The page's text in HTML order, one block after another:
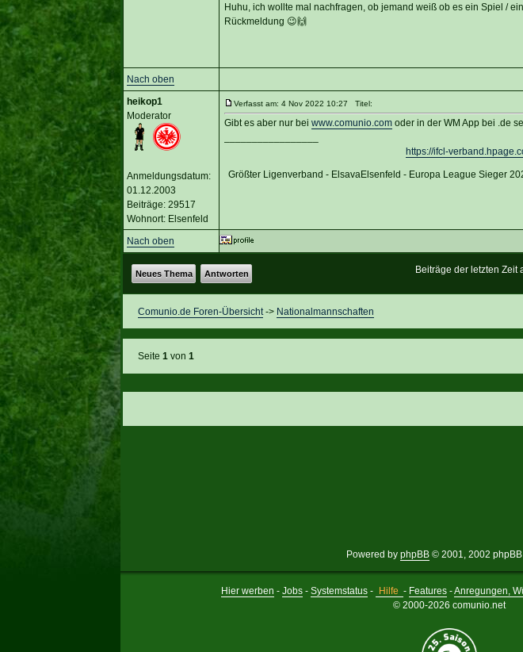
Huhu, ich wollte mal nachfragen, ob jemand weiß ob es ein Spiel /
Rückmeldung 😉🙌
Nach oben
heikop1
Moderator
Anmeldungsdatum:
01.12.2003
Beiträge: 29517
Wohnort: Elsenfeld
Verfasst am: 4 Nov 2022 10:27 Titel:
Gibt es aber nur bei www.comunio.comoder in der WM App bei .de
https://ifcl-
Größter Ligenverband - ElsavaElsenfeld - Europa League Sieger
Nach oben
Beiträge der letzten Zeit
Neues Thema Antworten
Comunio.de Foren-Übersicht-> Nationalmannschaften
Seite 1von 1
Powered by phpBB © 2001, 2002
Hier werben - Jobs- Systemstatus- Hilfe - Features -Anregungen,
© 2000-2026 comunio.net